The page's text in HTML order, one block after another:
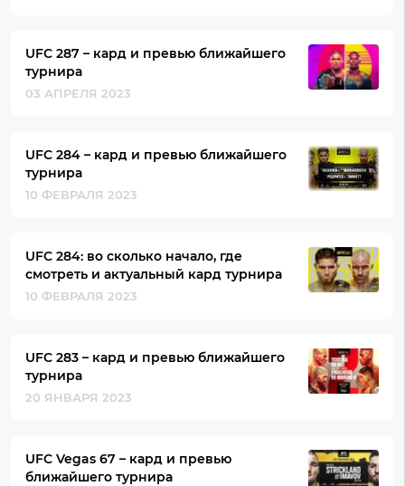
UFC 287 – кард и превью ближайшего
турнира
03 АПРЕЛЯ 2023
UFC 284 – кард и превью ближайшего
турнира
10 ФЕВРАЛЯ 2023
UFC 284: во сколько начало, где
смотреть и актуальный кард турнира
10 ФЕВРАЛЯ 2023
UFC 283 – кард и превью ближайшего
турнира
20 ЯНВАРЯ 2023
UFC Vegas 67 – кард и превью
ближайшего турнира